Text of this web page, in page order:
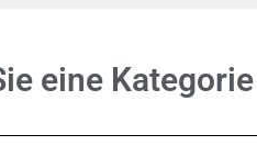
eine Kategorie